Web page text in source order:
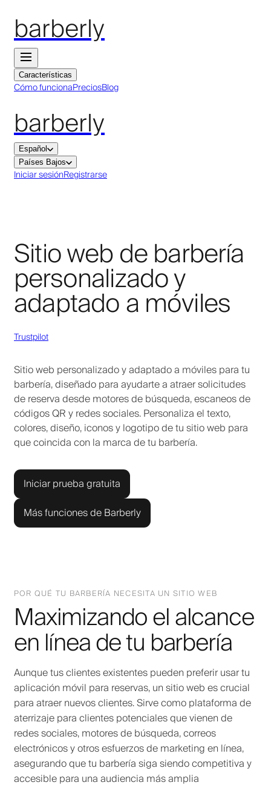
barberly
Características
Cómo funcionaPreciosBlog
barberly
Español
Países Bajos
Iniciar sesiónRegistrarse
Sitio web de barbería
personalizado y
adaptado a móviles
Trustpilot
Sitio web personalizado y adaptado a móviles para tu
barbería, diseñado para ayudarte a atraer solicitudes
de reserva desde motores de búsqueda, escaneos de
códigos QR y redes sociales. Personaliza el texto,
colores, diseño, iconos y logotipo de tu sitio web para
que coincida con la marca de tu barbería.
Iniciar prueba gratuita
Más funciones de Barberly
POR QUÉ TU BARBERÍA NECESITA UN SITIO WEB
Maximizando el alcance
en línea de tu barbería
Aunque tus clientes existentes pueden preferir usar tu
aplicación móvil para reservas, un sitio web es crucial
para atraer nuevos clientes. Sirve como plataforma de
aterrizaje para clientes potenciales que vienen de
redes sociales, motores de búsqueda, correos
electrónicos y otros esfuerzos de marketing en línea,
asegurando que tu barbería siga siendo competitiva y
accesible para una audiencia más amplia